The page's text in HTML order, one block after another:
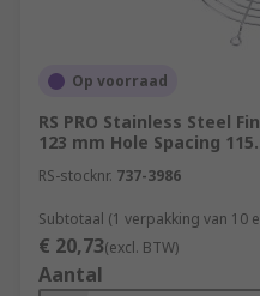
Op voorraad
RS PRO Stainless Steel
123 mm Hole Spacing
RS-stocknr. 737-3986
Subtotaal (1 verpakking van 10
€ 20,73(excl. BTW)
Aantal